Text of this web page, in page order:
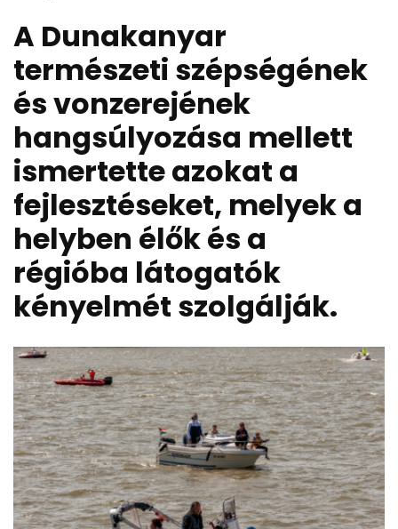
A Dunakanyar
természeti szépségének
és vonzerejének
hangsúlyozása mellett
ismertette azokat a
fejlesztéseket, melyek a
helyben élők és a
régióba látogatók
kényelmét szolgálják.